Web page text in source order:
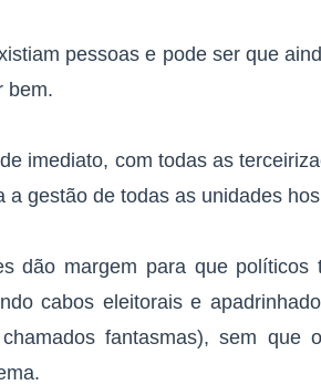
pessoas e pode ser que
bem.
imediato, com todas as
a gestão de todas as unidades
dão margem para que
cabos eleitorais e
fantasmas), sem que